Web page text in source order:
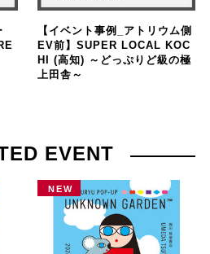
【イベント事例_アトリウム側
EV前】SUPER LOCAL KOC
HI (高知) ～どっぷりど級の極
上田舎～
EVENT
NEW